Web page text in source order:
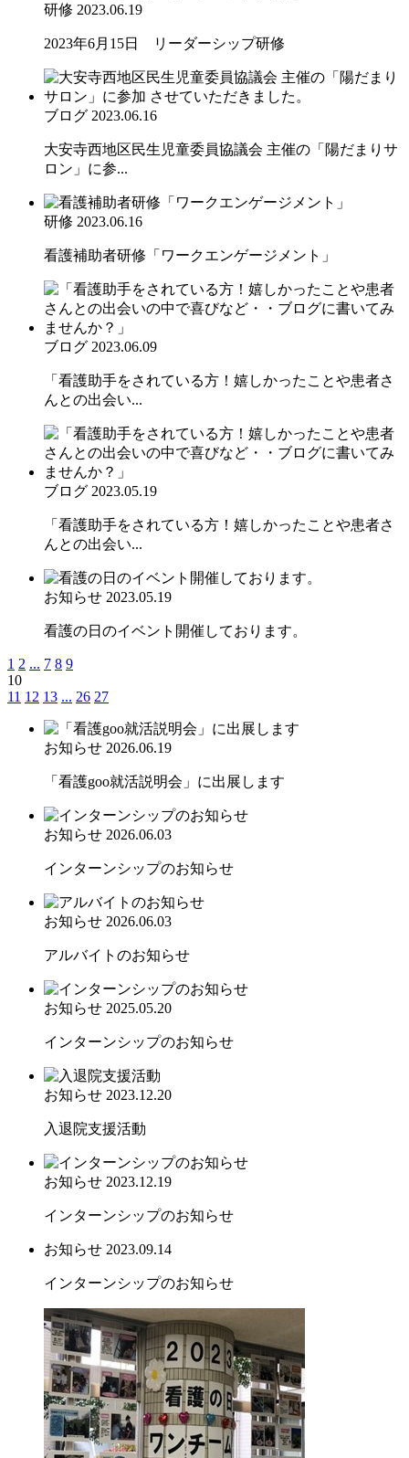
研修 2023.06.19
2023年6月15日 リーダーシップ研修
ブログ 2023.06.16
大安寺西地区民生児童委員協議会 主催の「陽だまりサ
ロン」に参...
研修 2023.06.16
看護補助者研修「ワークエンゲージメント」
ブログ 2023.06.09
「看護助手をされている方！嬉しかったことや患者さ
んとの出会い...
ブログ 2023.05.19
「看護助手をされている方！嬉しかったことや患者さ
んとの出会い...
お知らせ 2023.05.19
看護の日のイベント開催しております。
1 2 ... 7 8 9
10
11 12 13 ... 26 27
お知らせ 2026.06.19
「看護goo就活説明会」に出展します
お知らせ 2026.06.03
インターンシップのお知らせ
お知らせ 2026.06.03
アルバイトのお知らせ
お知らせ 2025.05.20
インターンシップのお知らせ
お知らせ 2023.12.20
入退院支援活動
お知らせ 2023.12.19
インターンシップのお知らせ
お知らせ 2023.09.14
インターンシップのお知らせ